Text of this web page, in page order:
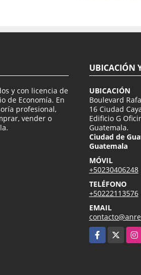
y con licencia de
de Economía. En
profesional,
vender o
UBICACIÓN
UBICACIÓN
Boulevard
16 Ciudad
Edificio G
Guatemala.
Ciudad de
Guatemala
MÓVIL
+50230406248
TELÉFONO
+50222113576
EMAIL
Facebook